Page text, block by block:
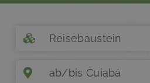
Reisebaustein
ab/bis Cuiabá